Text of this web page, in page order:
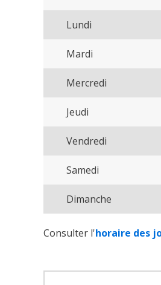
Lundi
Mardi
Mercredi
Jeudi
Vendredi
Samedi
Dimanche
Consulter l'horaire des